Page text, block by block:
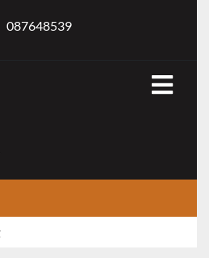
087648539
Open
Menu